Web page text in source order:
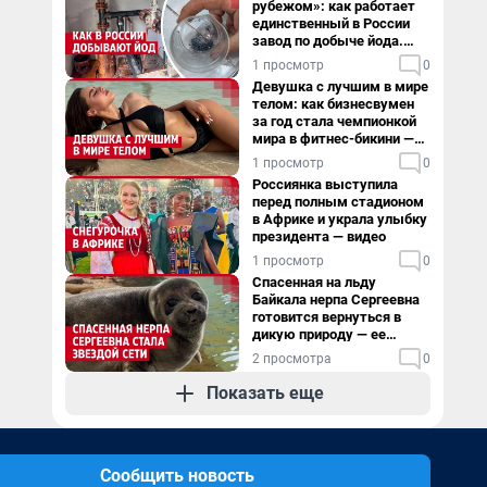
рубежом»: как работает
единственный в России
завод по добыче йода.
Видео
1 просмотр 0
Девушка с лучшим в мире
телом: как бизнесвумен
за год стала чемпионкой
мира в фитнес-бикини —
видео
1 просмотр 0
Россиянка выступила
перед полным стадионом
в Африке и украла улыбку
президента — видео
1 просмотр 0
Спасенная на льду
Байкала нерпа Сергеевна
готовится вернуться в
дикую природу — ее
видеоистория
2 просмотра 0
Показать еще
Сообщить новость